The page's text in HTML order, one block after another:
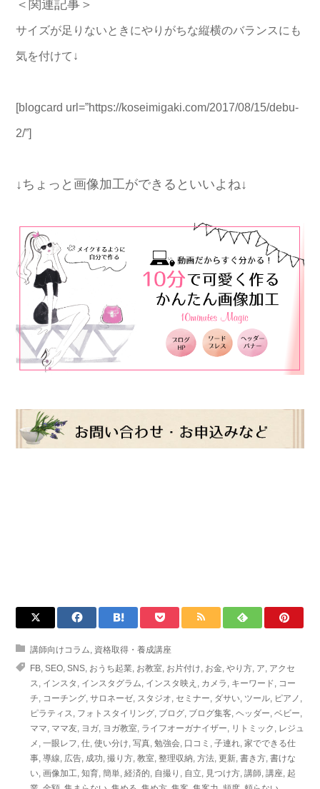
＜関連記事＞
サイズが足りないときにやりがちな縦横のバランスにも
気を付けて↓
[blogcard url=”https://koseimigaki.com/2017/08/15/debu-
2/”]
↓ちょっと画像加工ができるといいよね↓
講師向けコラム, 資格取得・養成講座
FB, SEO, SNS, おうち起業, お教室, お片付け, お金, やり方, ア, アクセ
ス, インスタ , インスタグラム, インスタ映え , カメラ , キーワード, コー
チ, コーチング, サロネーゼ, スタジオ, セミナー, ダサい, ツール, ピアノ ,
ピラティス, フォトスタイリング, ブログ, ブログ集客, ヘッダー, ベビー,
ママ, ママ友, ヨガ, ヨガ教室, ライフオーガナイザー, リトミック , レジュ
メ , 一眼レフ, 仕, 使い分け, 写真, 勉強会, 口コミ , 子連れ, 家でできる仕
事, 導線, 広告, 成功, 撮り方, 教室, 整理収納, 方法, 更新, 書き方, 書けな
い, 画像加工, 知育, 簡単, 経済的, 自撮り , 自立, 見つけ方, 講師, 講座, 起